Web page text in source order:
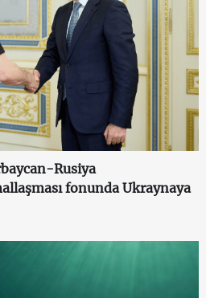
Rusiya
fonunda Ukraynaya